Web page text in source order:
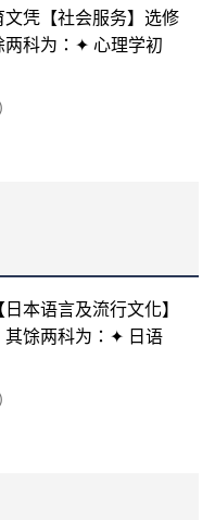
凭【社会服务】选修
科为：✦ 心理学初
本语言及流行文化】
馀两科为：✦ 日语